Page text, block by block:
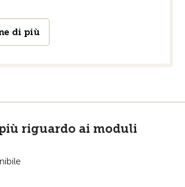
di più
riguardo ai moduli